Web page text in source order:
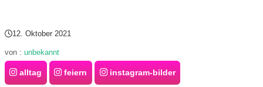
t
u
/
12. Oktober 2021
von : unbekannt
alltag feiern instagram-bilder